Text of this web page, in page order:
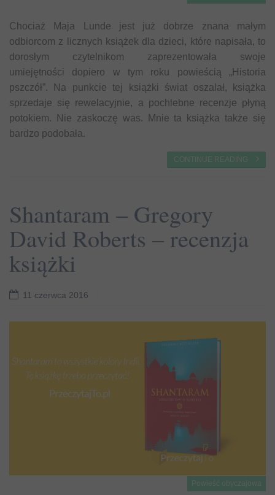
Chociaż Maja Lunde jest już dobrze znana małym
odbiorcom z licznych książek dla dzieci, które napisała, to
dorosłym czytelnikom zaprezentowała swoje
umiejętności dopiero w tym roku powieścią „Historia
pszczół”. Na punkcie tej książki świat oszalał, książka
sprzedaje się rewelacyjnie, a pochlebne recenzje płyną
potokiem. Nie zaskoczę was. Mnie ta książka także się
bardzo podobała.
CONTINUE READING
Shantaram – Gregory
David Roberts – recenzja
książki
11 czerwca 2016
Powieść obyczajowa